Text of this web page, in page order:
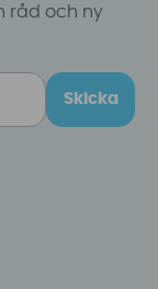
råd och ny
Skicka